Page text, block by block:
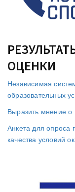
ОЦЕНКИ
Независимая
образовательных
Выразить мнение о
Анкета для опроса
качества условий